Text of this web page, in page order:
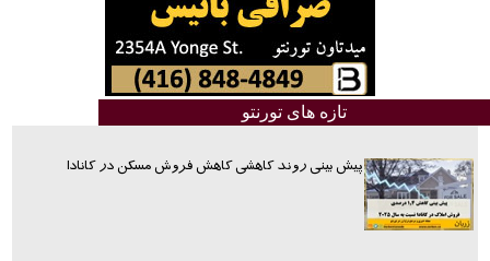
تازه های تورنتو
پیش بینی روند کاهشی کاهش فروش مسکن در کانادا